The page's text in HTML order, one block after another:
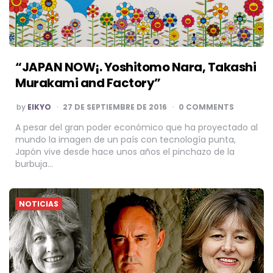
“JAPAN NOW¡. Yoshitomo Nara, Takashi
Murakami and Factory”
POSTED
BY
by EIKYO 27 DE SEPTIEMBRE DE 2016 0 COMMENTS
A pesar del gran poder económico que ha proyectado al
mundo la imagen de un país con tecnología punta,
Japón vive desde hace unos años el pinchazo de la
burbuja…
NOTICIAS